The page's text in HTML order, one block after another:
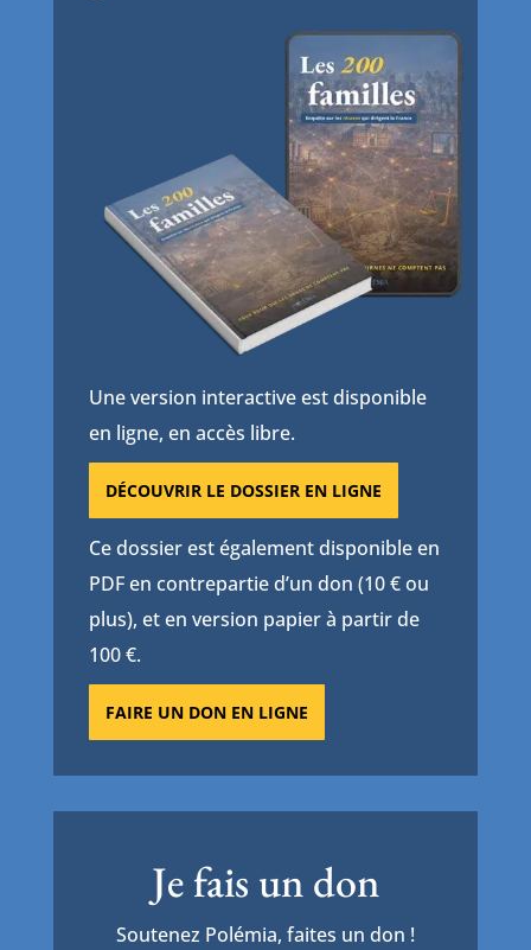
Une version interactive est disponible
en ligne, en accès libre.
DÉCOUVRIR LE DOSSIER EN LIGNE
Ce dossier est également disponible en
PDF en contrepartie d’un don (10 € ou
plus), et en version papier à partir de
100 €.
FAIRE UN DON EN LIGNE
Je fais un don
Soutenez Polémia, faites un don !